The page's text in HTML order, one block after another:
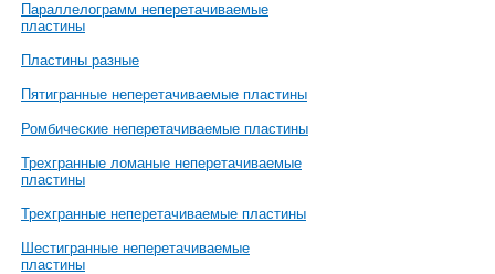
Параллелограмм неперетачиваемые
пластины
Пластины разные
Пятигранные неперетачиваемые пластины
Ромбические неперетачиваемые пластины
Трехгранные ломаные неперетачиваемые
пластины
Трехгранные неперетачиваемые пластины
Шестигранные неперетачиваемые
пластины